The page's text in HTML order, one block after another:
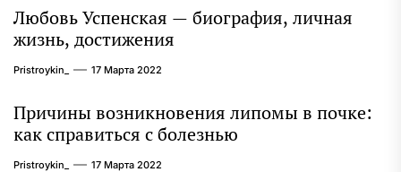
Любовь Успенская — биография, личная
жизнь, достижения
Pristroykin_ 17 Марта 2022
Причины возникновения липомы в почке:
как справиться с болезнью
Pristroykin_ 17 Марта 2022